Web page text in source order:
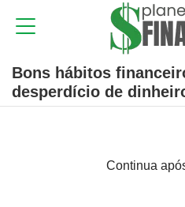
Bons hábitos
desperdício de
Continua